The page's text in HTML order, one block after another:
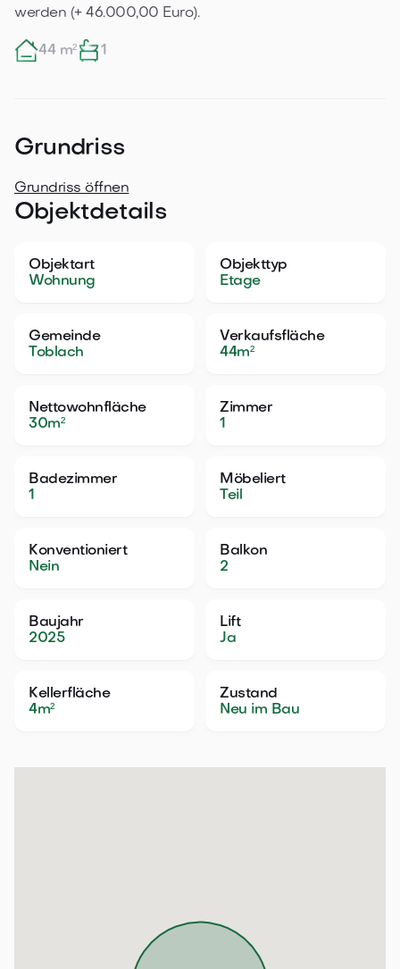
werden (+ 46.000,00 Euro).
44 m² 1
Grundriss
Grundriss öffnen
Objektdetails
Objektart
Wohnung
Objekttyp
Etage
Gemeinde
Toblach
Verkaufsfläche
44m²
Nettowohnfläche
30m²
Zimmer
1
Badezimmer
1
Möbeliert
Teil
Konventioniert
Nein
Balkon
2
Baujahr
2025
Lift
Ja
Kellerfläche
4m²
Zustand
Neu im Bau